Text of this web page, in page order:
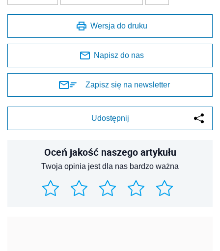
Wersja do druku
Napisz do nas
Zapisz się na newsletter
Udostępnij
Oceń jakość naszego artykułu
Twoja opinia jest dla nas bardzo ważna